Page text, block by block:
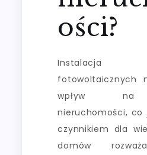
ości?
fotowoltaicznych
wpływ na
nieruchomości,
czynnikiem dla
domów